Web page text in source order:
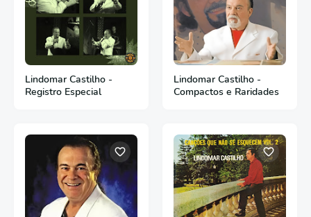
Lindomar Castilho -
Registro Especial
Lindomar Castilho -
Compactos e Raridades